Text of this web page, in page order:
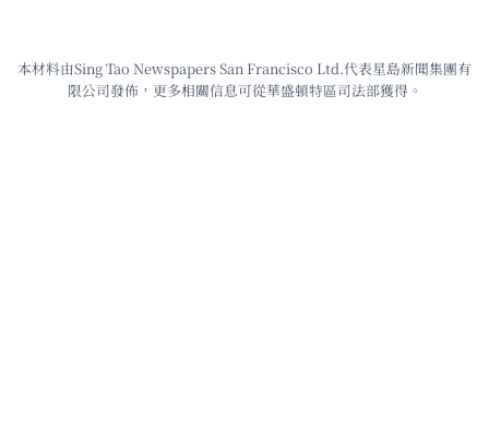
本材料由Sing Tao Newspapers San Francisco Ltd.代表星島新聞集團有
限公司發佈，更多相關信息可從華盛頓特區司法部獲得。